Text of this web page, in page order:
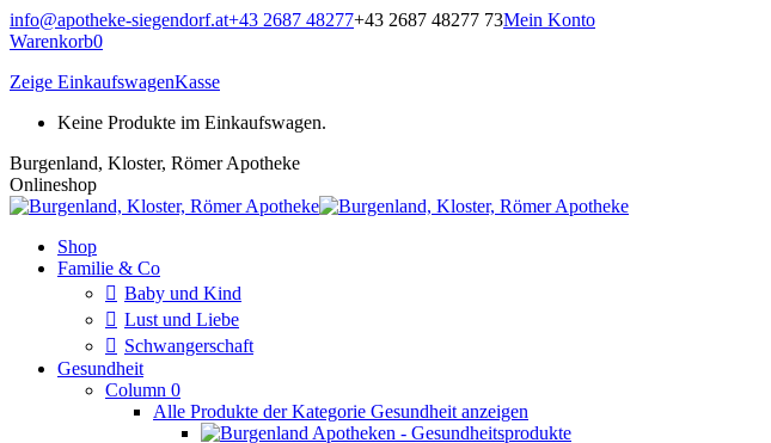
Zum
Inhalt
info@apotheke-siegendorf.at+43 2687 48277+43 2687 48277 73Mein Konto
Warenkorb0
Zeige EinkaufswagenKasse
Keine Produkte im Einkaufswagen.
Burgenland, Kloster, Römer Apotheke
Onlineshop
Shop
Familie & Co
Baby und Kind
Lust und Liebe
Schwangerschaft
Gesundheit
Column 0
Alle Produkte der Kategorie Gesundheit anzeigen